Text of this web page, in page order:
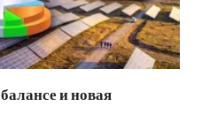
и новая